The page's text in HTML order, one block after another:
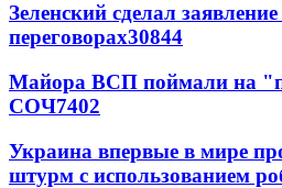
Зеленский сделал
переговорах30844
Майора ВСП поймали на
СОЧ7402
Украина впервые в мире
штурм с использованием